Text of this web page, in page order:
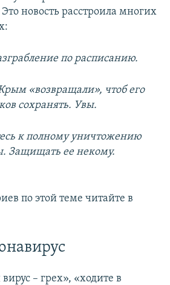
новость расстроила многих
по расписанию.
«возвращали», чтоб его
сохранять. Увы.
к полному уничтожению
Защищать ее некому.
по этой теме читайте в
– грех», «ходите в